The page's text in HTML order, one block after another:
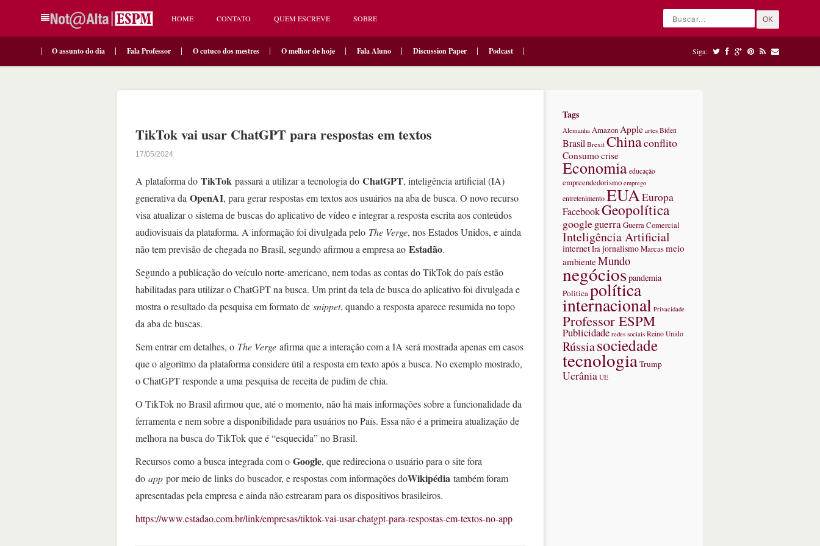
HOME CONTATO QUEM ESCREVE SOBRE OK
O assunto do dia Fala Professor O cutuco dos mestres O melhor de hoje Fala Aluno Discussion Paper Podcast Siga:
TikTok vai usar ChatGPT para respostas em textos
17/05/2024
A plataforma do TikTok passará a utilizar a tecnologia do ChatGPT, inteligência artificial (IA)
generativa da OpenAI, para gerar respostas em textos aos usuários na aba de busca. O novo recurso
visa atualizar o sistema de buscas do aplicativo de vídeo e integrar a resposta escrita aos conteúdos
audiovisuais da plataforma. A informação foi divulgada pelo The Verge, nos Estados Unidos, e ainda
não tem previsão de chegada no Brasil, segundo afirmou a empresa ao Estadão.
Segundo a publicação do veículo norte-americano, nem todas as contas do TikTok do país estão
habilitadas para utilizar o ChatGPT na busca. Um print da tela de busca do aplicativo foi divulgada e
mostra o resultado da pesquisa em formato de snippet, quando a resposta aparece resumida no topo
da aba de buscas.
Sem entrar em detalhes, o The Verge afirma que a interação com a IA será mostrada apenas em casos
que o algoritmo da plataforma considere útil a resposta em texto após a busca. No exemplo mostrado,
o ChatGPT responde a uma pesquisa de receita de pudim de chia.
O TikTok no Brasil afirmou que, até o momento, não há mais informações sobre a funcionalidade da
ferramenta e nem sobre a disponibilidade para usuários no País. Essa não é a primeira atualização de
melhora na busca do TikTok que é “esquecida” no Brasil.
Recursos como a busca integrada com o Google, que redireciona o usuário para o site fora
do app por meio de links do buscador, e respostas com informações doWikipédia também foram
apresentadas pela empresa e ainda não estrearam para os dispositivos brasileiros.
https://www.estadao.com.br/link/empresas/tiktok-vai-usar-chatgpt-para-respostas-em-textos-no-app
Tags
Alemanha Amazon Apple artes Biden
Brasil Brexit Chinaconflito
Consumocrise
Economia educação
empreendedorismo emprego
entretenimentoEUAEuropa
FacebookGeopolítica
googleguerraGuerra Comercial
Inteligência Artificial
internetIrãjornalismoMarcasmeio
ambienteMundo
negóciospandemia
Politicapolítica
internacional Privacidade
Professor ESPM
Publicidade redes sociais Reino Unido
Rússiasociedade
tecnologiaTrump
Ucrânia UE